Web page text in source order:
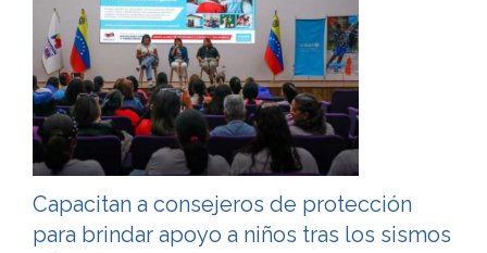
Capacitan a consejeros de protección
para brindar apoyo a niños tras los sismos